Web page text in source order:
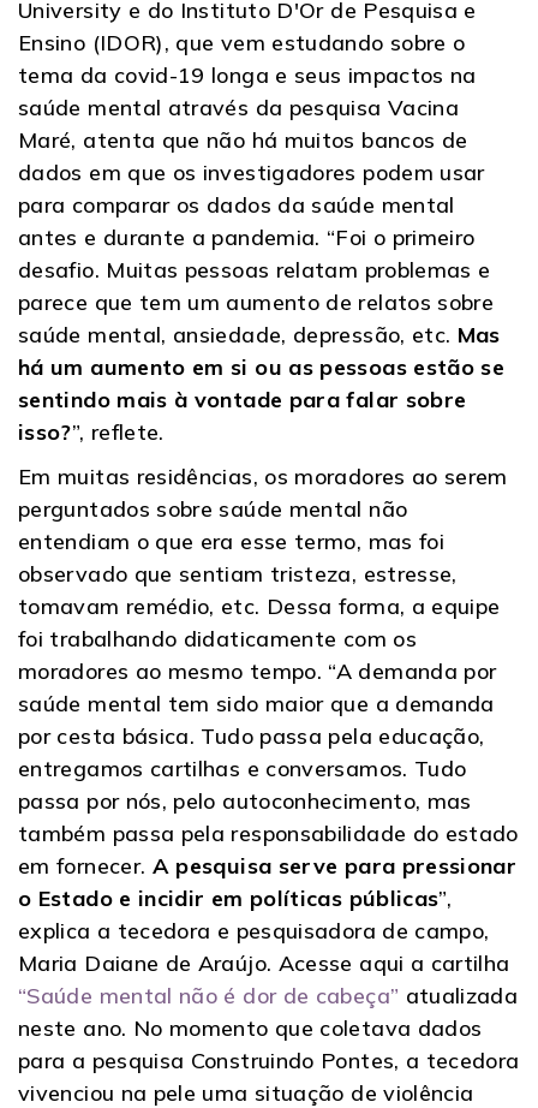
University e do Instituto D'Or de Pesquisa e
Ensino (IDOR), que vem estudando sobre o
tema da covid-19 longa e seus impactos na
saúde mental através da pesquisa Vacina
Maré, atenta que não há muitos bancos de
dados em que os investigadores podem usar
para comparar os dados da saúde mental
antes e durante a pandemia. “Foi o primeiro
desafio. Muitas pessoas relatam problemas e
parece que tem um aumento de relatos sobre
saúde mental, ansiedade, depressão, etc. Mas
há um aumento em si ou as pessoas estão se
sentindo mais à vontade para falar sobre
isso?”, reflete.
Em muitas residências, os moradores ao serem
perguntados sobre saúde mental não
entendiam o que era esse termo, mas foi
observado que sentiam tristeza, estresse,
tomavam remédio, etc. Dessa forma, a equipe
foi trabalhando didaticamente com os
moradores ao mesmo tempo. “A demanda por
saúde mental tem sido maior que a demanda
por cesta básica. Tudo passa pela educação,
entregamos cartilhas e conversamos. Tudo
passa por nós, pelo autoconhecimento, mas
também passa pela responsabilidade do estado
em fornecer. A pesquisa serve para pressionar
o Estado e incidir em políticas públicas”,
explica a tecedora e pesquisadora de campo,
Maria Daiane de Araújo. Acesse aqui a cartilha
“Saúde mental não é dor de cabeça” atualizada
neste ano. No momento que coletava dados
para a pesquisa Construindo Pontes, a tecedora
vivenciou na pele uma situação de violência